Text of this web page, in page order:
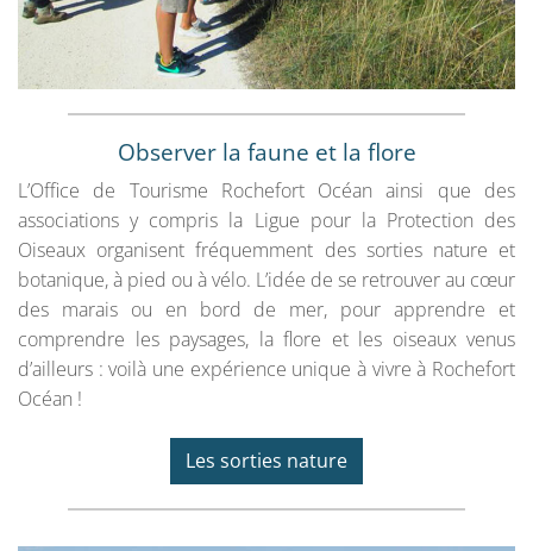
Observer la faune et la flore
L’Office de Tourisme Rochefort Océan ainsi que des
associations y compris la Ligue pour la Protection des
Oiseaux organisent fréquemment des sorties nature et
botanique, à pied ou à vélo. L’idée de se retrouver au cœur
des marais ou en bord de mer, pour apprendre et
comprendre les paysages, la flore et les oiseaux venus
d’ailleurs : voilà une expérience unique à vivre à Rochefort
Océan !
Les sorties nature